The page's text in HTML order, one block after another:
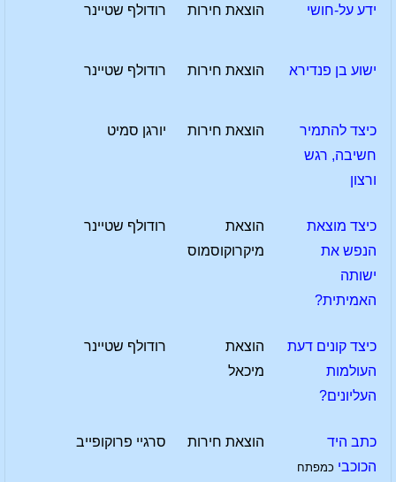
ידע על-חושי הוצאת חירות רודולף שטיינר
ישוע בן פנדירא הוצאת חירות רודולף שטיינר
כיצד להתמיר
חשיבה, רגש
ורצון
הוצאת חירות יורגן סמיט
כיצד מוצאת
הנפש את
ישותה
האמיתית?
הוצאת
מיקרוקוסמוס
רודולף שטיינר
כיצד קונים דעת
העולמות
העליונים?
הוצאת
מיכאל
רודולף שטיינר
כתב היד
הכוכבי כמפתח
הוצאת חירות סרגיי פרוקופייב